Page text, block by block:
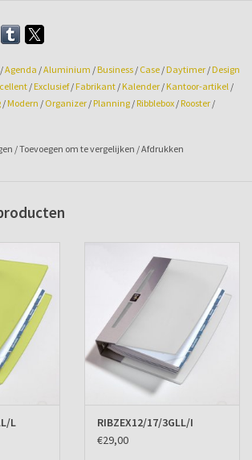
x 28mm.
/Agenda /Aluminium / Business / Case / Daytimer / Design
/ Exclusief/ Fabrikant / Kalender / Kantoor-artikel /
/ Modern / Organizer / Planning / Ribblebox / Rooster /
/Toevoegen om te vergelijken /Afdrukken
L
RIBZEX12/17/3GLL/I
€29,00